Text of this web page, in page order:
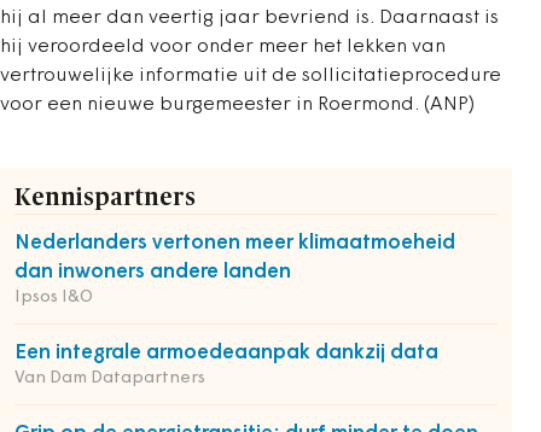
hij al meer dan veertig jaar bevriend is. Daarnaast is
hij veroordeeld voor onder meer het lekken van
vertrouwelijke informatie uit de sollicitatieprocedure
voor een nieuwe burgemeester in Roermond. (ANP)
Kennispartners
Nederlanders vertonen meer klimaatmoeheid
dan inwoners andere landen
Ipsos I&O
Een integrale armoedeaanpak dankzij data
Van Dam Datapartners